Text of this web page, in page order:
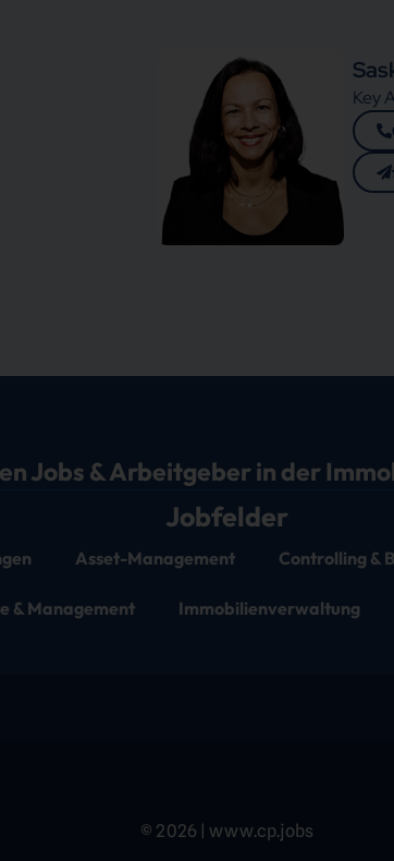
Key
Jobs & Arbeitgeber in der
Jobfelder
Asset-Management Controlling &
& Management Immobilienverwaltung
© 2026 | www.cp.jobs